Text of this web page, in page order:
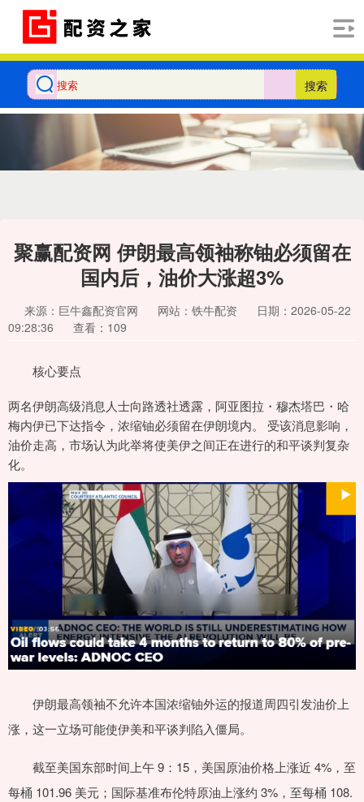
搜索
聚赢配资网 伊朗最高领袖称铀必须留在
国内后，油价大涨超3%
来源：巨牛鑫配资官网 网站：铁牛配资
日期：2026-05-22
09:28:36
查看：109
核心要点
两名伊朗高级消息人士向路透社透露，阿亚图拉・穆杰塔巴・哈
梅内伊已下达指令，浓缩铀必须留在伊朗境内。 受该消息影响，
油价走高，市场认为此举将使美伊之间正在进行的和平谈判复杂
化。
伊朗最高领袖不允许本国浓缩铀外运的报道周四引发油价上
涨，这一立场可能使伊美和平谈判陷入僵局。
截至美国东部时间上午 9：15，美国原油价格上涨近 4%，至
每桶 101.96 美元；国际基准布伦特原油上涨约 3%，至每桶 108.